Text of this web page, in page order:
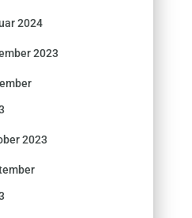
2024
2023
2023